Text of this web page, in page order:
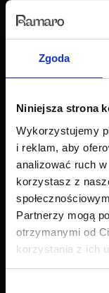
Zgoda
Niniejsza strona
Wykorzystujemy
i reklam, aby
analizować ruch
korzystasz z
Partnerzy mogą
otrzymanymi od
korzystania z ich
Wszystkie produkty
Krzesła i fotele
Akcesoria
Obsługa klienta
Export
Dostawa
Zwroty i reklamacje